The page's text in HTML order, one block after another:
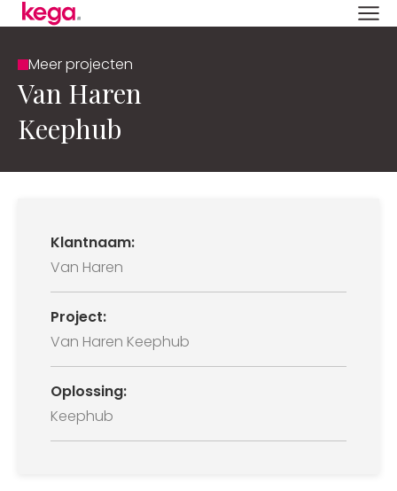
Meer projecten
Van Haren
Keephub
Klantnaam:
Van Haren
Project:
Van Haren Keephub
Oplossing:
Keephub